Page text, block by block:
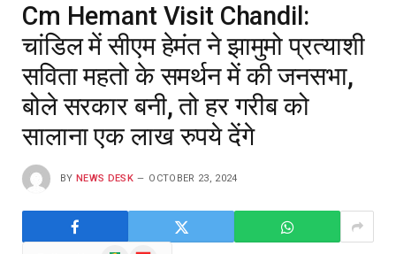
Cm Hemant Visit Chandil:
चांडिल में सीएम हेमंत ने झामुमो प्रत्याशी
सविता महतो के समर्थन में की जनसभा,
बोले सरकार बनी, तो हर गरीब को
सालाना एक लाख रुपये देंगे
BY NEWS DESK OCTOBER 23, 2024